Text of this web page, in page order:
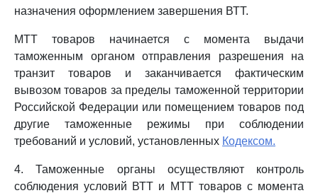
назначения оформлением завершения ВТТ.
МТТ товаров начинается с момента выдачи
таможенным органом отправления разрешения на
транзит товаров и заканчивается фактическим
вывозом товаров за пределы таможенной территории
Российской Федерации или помещением товаров под
другие таможенные режимы при соблюдении
требований и условий, установленных Кодексом.
4. Таможенные органы осуществляют контроль
соблюдения условий ВТТ и МТТ товаров с момента